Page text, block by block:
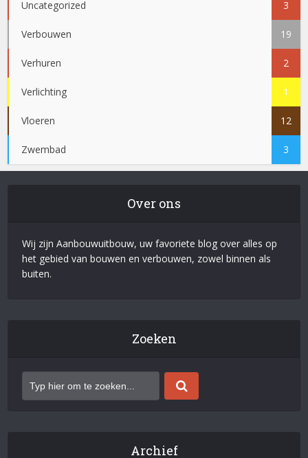
Uncategorized 3
Verbouwen 19
Verhuren 2
Verlichting 1
Vloeren 12
Zwembad 3
Over ons
Wij zijn Aanbouwuitbouw, uw favoriete blog over alles op
het gebied van bouwen en verbouwen, zowel binnen als
buiten.
Zoeken
Archief